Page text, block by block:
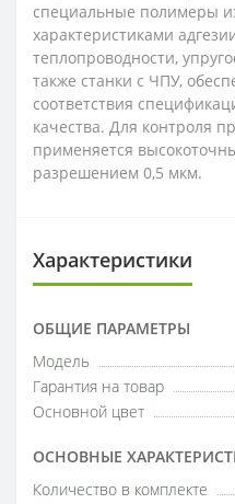
специальные полимеры
характеристиками
теплопроводности,
также станки с ЧПУ,
соответствия
качества. Для контроля
применяется
разрешением 0,5 мкм.
Характеристики
ОБЩИЕ ПАРАМЕТРЫ
Модель
Гарантия на товар
Основной цвет
ОСНОВНЫЕ
Количество в комплекте